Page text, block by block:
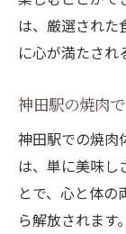
は、厳選された
に心が満たされ
神田駅の焼肉
神田駅での焼肉
は、単に美味し
とで、心と体
ら解放されます